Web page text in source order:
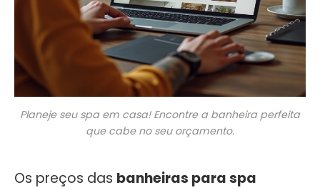
Planeje seu spa em casa! Encontre a banheira perfeita
que cabe no seu orçamento.
Os preços das banheiras para spa